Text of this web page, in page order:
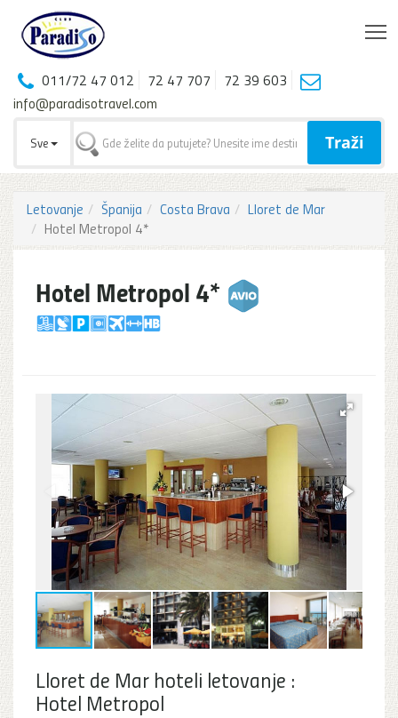
011/72 47 012 72 47 707
72 39 603
info@paradisotravel.com
Sve Traži
Letovanje Španija Costa Brava
Lloret de Mar
Hotel Metropol 4*
Hotel Metropol 4*
Lloret de Mar hoteli letovanje :
Hotel Metropol